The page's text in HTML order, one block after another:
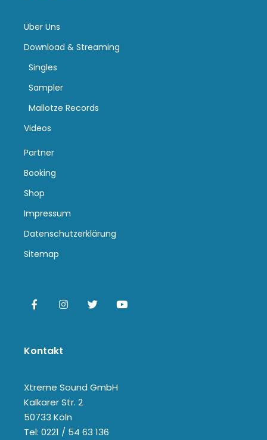
Über Uns
Download & Streaming
Singles
Sampler
Mallotze Records
Videos
Partner
Booking
Shop
Impressum
Datenschutzerklärung
Sitemap
Kontakt
Xtreme Sound GmbH
Kalkarer Str. 2
50733 Köln
Tel: 0221 / 54 63 136